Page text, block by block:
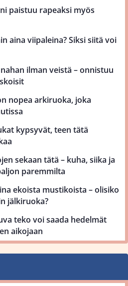
paistuu rapeaksi myös
aina viipaleina? Siksi siitä voi
ilman veistä – onnistuu
nopea arkiruoka, joka
kypsyvät, teen tätä
sekaan tätä – kuha, siika ja
paremmilta
ekoista mustikoista – olisiko
jälkiruoka?
teko voi saada hedelmät
aikojaan